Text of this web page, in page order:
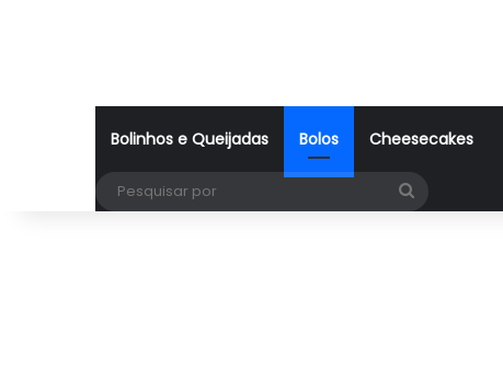
Bolinhos e Queijadas Bolos Cheesecakes